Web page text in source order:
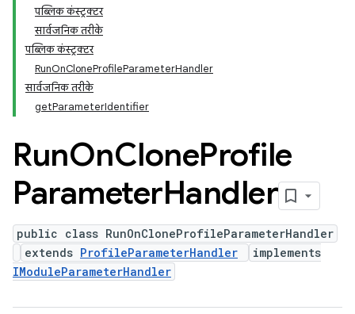
पब्लिक कंस्ट्रक्टर
सार्वजनिक तरीके
पब्लिक कंस्ट्रक्टर
RunOnCloneProfileParameterHandler
सार्वजनिक तरीके
getParameterIdentifier
RunOnCloneProfile
ParameterHandler
public class RunOnCloneProfileParameterHandler
extends ProfileParameterHandler
implements
IModuleParameterHandler